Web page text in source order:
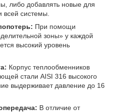
либо добавлять новые для
системы.
При помощи
зоны» у каждой
высокий уровень
Корпус теплообменников
стали AISI 316 высокого
выдерживает давление до 16
В отличие от